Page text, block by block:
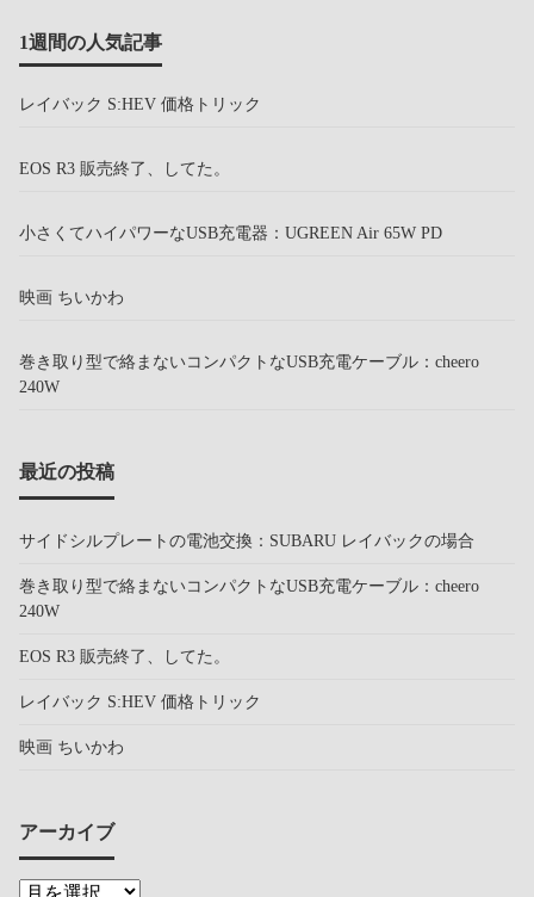
1週間の人気記事
レイバック S:HEV 価格トリック
EOS R3 販売終了、してた。
小さくてハイパワーなUSB充電器：UGREEN Air 65W PD
映画 ちいかわ
巻き取り型で絡まないコンパクトなUSB充電ケーブル：cheero
240W
最近の投稿
サイドシルプレートの電池交換：SUBARU レイバックの場合
巻き取り型で絡まないコンパクトなUSB充電ケーブル：cheero
240W
EOS R3 販売終了、してた。
レイバック S:HEV 価格トリック
映画 ちいかわ
アーカイブ